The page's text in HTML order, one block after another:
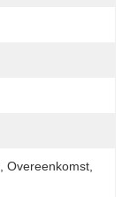
Overeenkomst,